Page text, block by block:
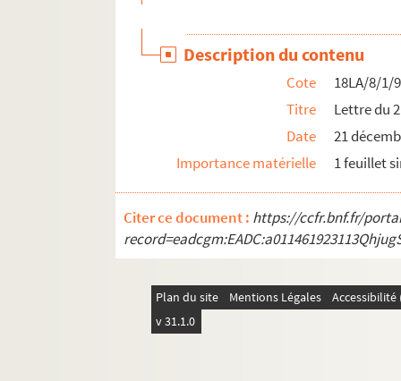
20LA/19. Ventard, Auguste (1885-1967)
19LA/69. Vernier-Arcelin A.
19LA/34. Veuillot Eugène
19LA/78. Waldor, Mélanie (1796-1871)
19LA/47. Walsh, Joseph-Alexis (1782-1860)
19LA/3. Weiss, Charles (1779-1866)
Description du contenu
Cote
18LA/8/1/9
Titre
Lettre du
Date
21
Importance matérielle
1 feuillet
Citer ce document : https://ccfr.bnf.fr/
Plan du site Mentions Légales
v 31.1.0